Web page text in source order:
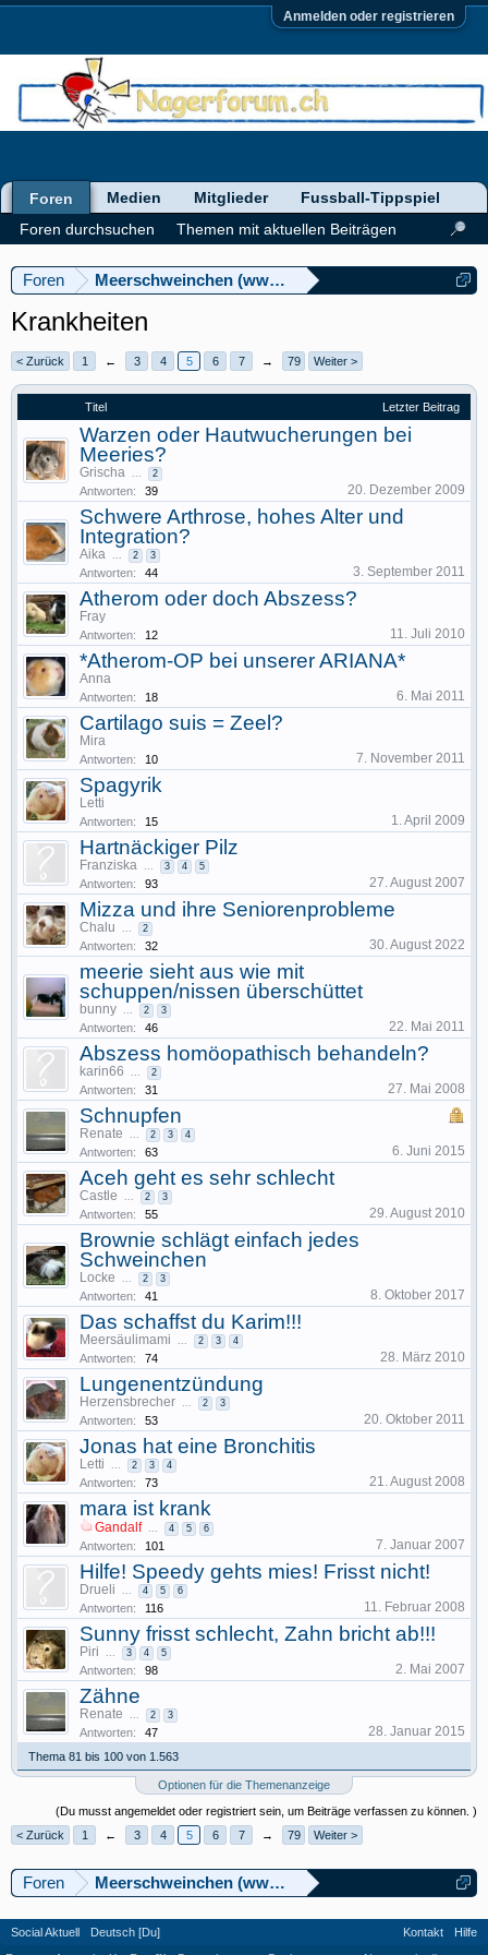
Anmelden oder registrieren
Foren Meerschweinchen (www.meerschweinforum.ch)
Krankheiten
< Zurück 1 ← 3 4 5 6 7 → 79 Weiter >
Titel Letzter Beitrag
Warzen oder Hautwucherungen bei
Meeries?
Grischa ... 2
Antworten: 39 20. Dezember 2009
Schwere Arthrose, hohes Alter und
Integration?
Aika ... 2 3
Antworten: 44 3. September 2011
Atherom oder doch Abszess?
Fray
Antworten: 12 11. Juli 2010
*Atherom-OP bei unserer ARIANA*
Anna
Antworten: 18 6. Mai 2011
Cartilago suis = Zeel?
Mira
Antworten: 10 7. November 2011
Spagyrik
Letti
Antworten: 15 1. April 2009
Hartnäckiger Pilz
Franziska ... 3 4 5
Antworten: 93 27. August 2007
Mizza und ihre Seniorenprobleme
Chalu ... 2
Antworten: 32 30. August 2022
meerie sieht aus wie mit
schuppen/nissen überschüttet
bunny ... 2 3
Antworten: 46 22. Mai 2011
Abszess homöopathisch behandeln?
karin66 ... 2
Antworten: 31 27. Mai 2008
Schnupfen
Renate ... 2 3 4
Antworten: 63 6. Juni 2015
Aceh geht es sehr schlecht
Castle ... 2 3
Antworten: 55 29. August 2010
Brownie schlägt einfach jedes
Schweinchen
Locke ... 2 3
Antworten: 41 8. Oktober 2017
Das schaffst du Karim!!!
Meersäulimami ... 2 3 4
Antworten: 74 28. März 2010
Lungenentzündung
Herzensbrecher ... 2 3
Antworten: 53 20. Oktober 2011
Jonas hat eine Bronchitis
Letti ... 2 3 4
Antworten: 73 21. August 2008
mara ist krank
Gandalf ... 4 5 6
Antworten: 101 7. Januar 2007
Hilfe! Speedy gehts mies! Frisst nicht!
Drueli ... 4 5 6
Antworten: 116 11. Februar 2008
Sunny frisst schlecht, Zahn bricht ab!!!
Piri ... 3 4 5
Antworten: 98 2. Mai 2007
Zähne
Renate ... 2 3
Antworten: 47 28. Januar 2015
Thema 81 bis 100 von 1.563
Optionen für die Themenanzeige
(Du musst angemeldet oder registriert sein, um Beiträge verfassen zu können. )
< Zurück
1 ← 3 4 5 6 7 → 79 Weiter >
Foren Meerschweinchen (www.meerschweinforum.ch)
Foren
Foren durchsuchen
Themen mit aktuellen Beiträgen
Medien Mitglieder Fussball-Tippspiel
Social Aktuell Deutsch [Du] Kontakt
Hilfe